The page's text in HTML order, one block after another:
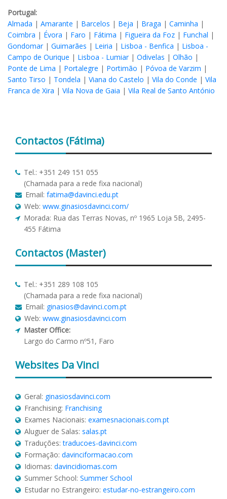
Portugal:
Almada | Amarante | Barcelos | Beja | Braga | Caminha |
Coimbra | Évora | Faro | Fátima | Figueira da Foz | Funchal |
Gondomar| Guimarães | Leiria | Lisboa - Benfica | Lisboa -
Campo de Ourique | Lisboa - Lumiar| Odivelas | Olhão |
Ponte de Lima | Portalegre | Portimão | Póvoa de Varzim |
Santo Tirso | Tondela | Viana do Castelo | Vila do Conde | Vila
Franca de Xira | Vila Nova de Gaia | Vila Real de Santo António
Contactos (Fátima)
Tel.: +351 249 151 055
(Chamada para a rede fixa nacional)
Email: fatima@davinci.edu.pt
Web: www.ginasiosdavinci.com/
Morada: Rua das Terras Novas, nº 1965 Loja 5B, 2495-
455 Fátima
Contactos (Master)
Tel.: +351 289 108 105
(Chamada para a rede fixa nacional)
Email: ginasios@davinci.com.pt
Web: www.ginasiosdavinci.com
Master Office:
Largo do Carmo nº51, Faro
Websites Da Vinci
Geral: ginasiosdavinci.com
Franchising: Franchising
Exames Nacionais: examesnacionais.com.pt
Aluguer de Salas: salas.pt
Traduções: traducoes-davinci.com
Formação: davinciformacao.com
Idiomas: davincidiomas.com
Summer School: Summer School
Estudar no Estrangeiro: estudar-no-estrangeiro.com